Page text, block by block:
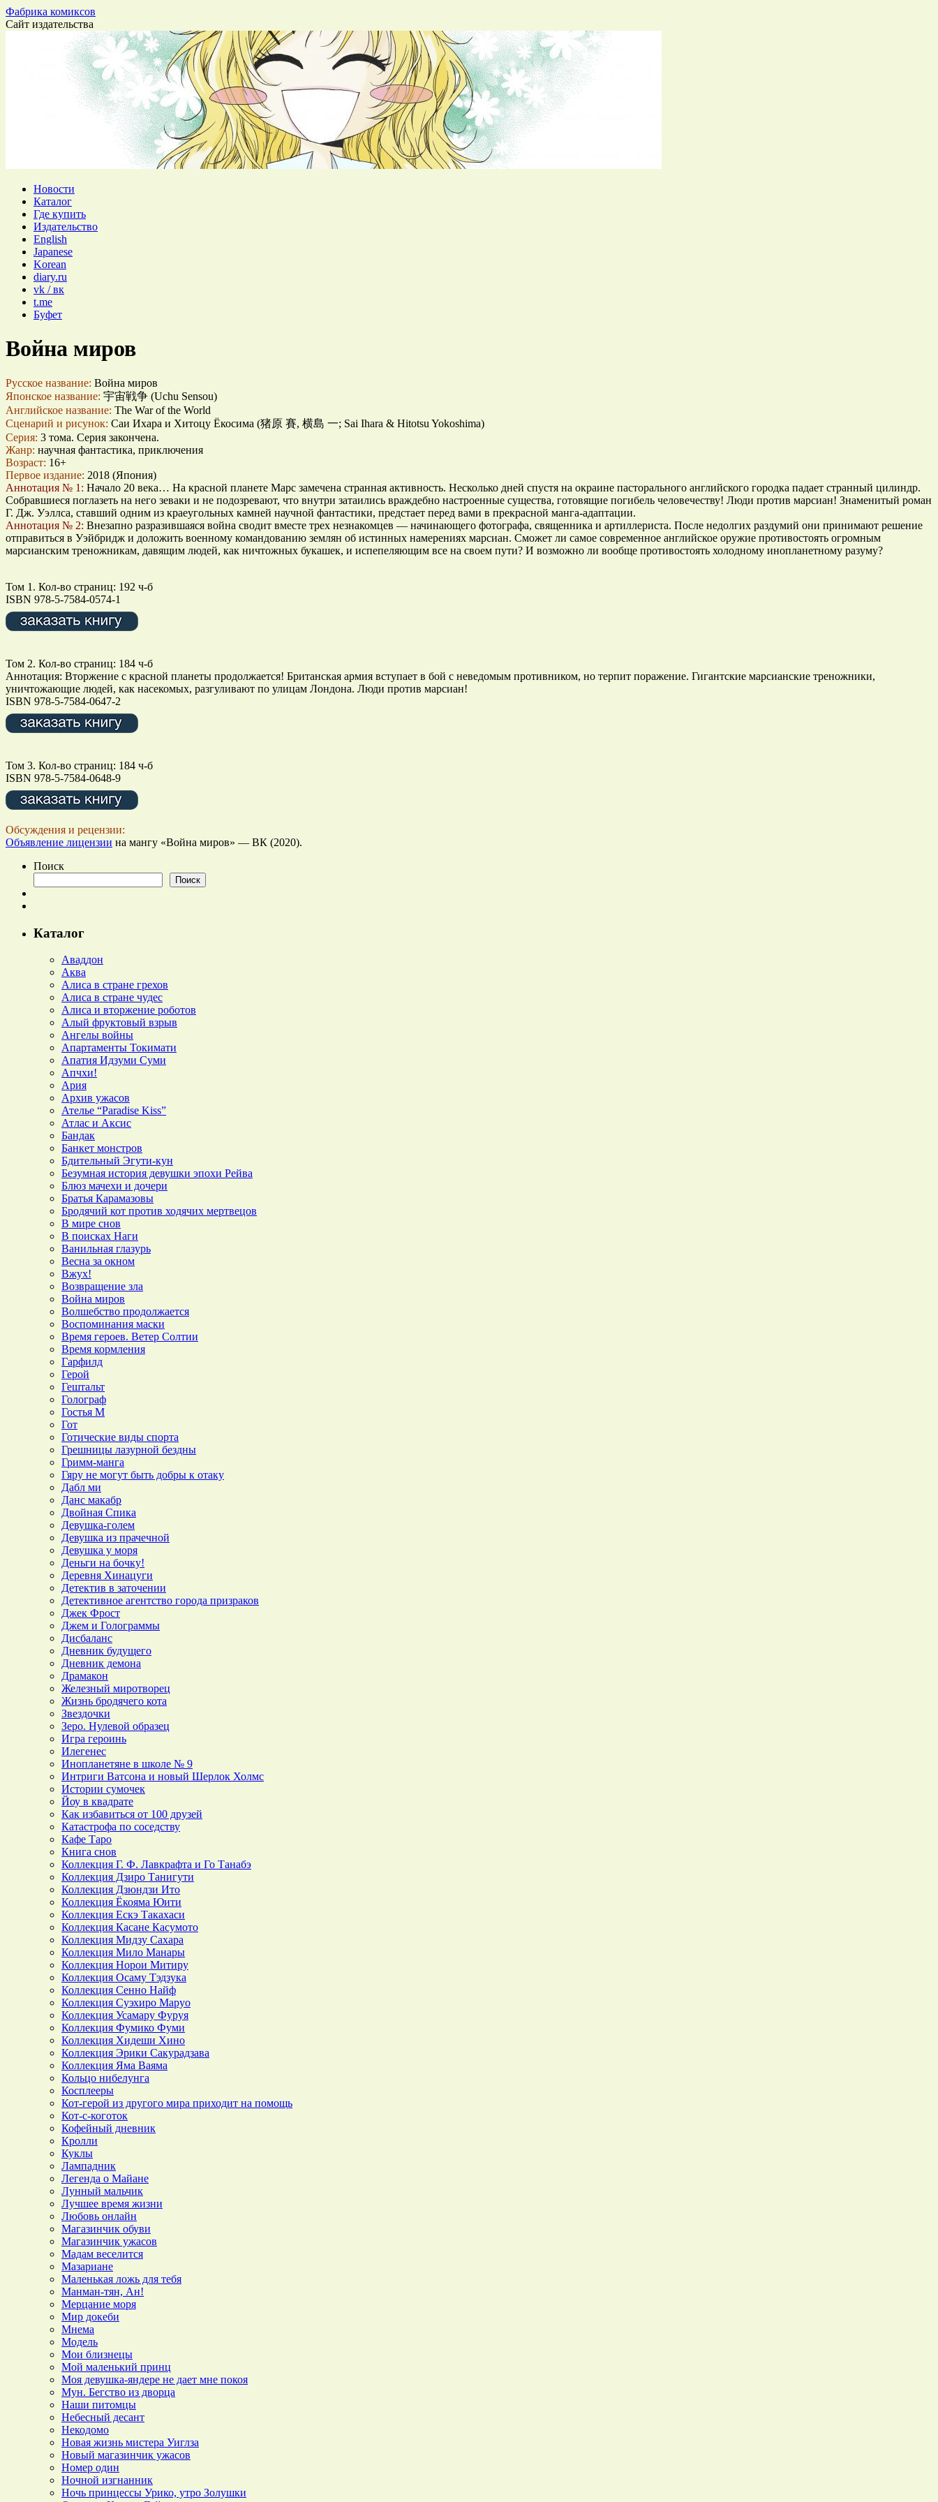
Перейти
к
Фабрика комиксов
Сайт издательства
Новости
Каталог
Где купить
Издательство
English
Japanese
Korean
diary.ru
vk / вк
t.me
Буфет
Война миров
Русское название: Война миров
Японское название: 宇宙戦争 (Uchu Sensou)
Английское название: The War of the World
Сценарий и рисунок: Саи Ихара и Хитоцу Ёкосима (猪原 賽, 横島 一; Sai Ihara & Hitotsu Yokoshima)
Серия: 3 тома. Серия закончена.
Жанр: научная фантастика, приключения
Возраст: 16+
Первое издание: 2018 (Япония)
Аннотация № 1: Начало 20 века… На красной планете Марс замечена странная активность. Несколько дней спустя на окраине пасторального английского городка падает странный цилиндр.
Собравшиеся поглазеть на него зеваки и не подозревают, что внутри затаились враждебно настроенные существа, готовящие погибель человечеству! Люди против марсиан! Знаменитый роман
Г. Дж. Уэллса, ставший одним из краеугольных камней научной фантастики, предстает перед вами в прекрасной манга-адаптации.
Аннотация № 2: Внезапно разразившаяся война сводит вместе трех незнакомцев — начинающего фотографа, священника и артиллериста. После недолгих раздумий они принимают решение
отправиться в Уэйбридж и доложить военному командованию землян об истинных намерениях марсиан. Сможет ли самое современное английское оружие противостоять огромным
марсианским треножникам, давящим людей, как ничтожных букашек, и испепеляющим все на своем пути? И возможно ли вообще противостоять холодному инопланетному разуму?
Том 1. Кол-во страниц: 192 ч-б
ISBN 978-5-7584-0574-1
Том 2. Кол-во страниц: 184 ч-б
Аннотация: Вторжение с красной планеты продолжается! Британская армия вступает в бой с неведомым противником, но терпит поражение. Гигантские марсианские треножники,
уничтожающие людей, как насекомых, разгуливают по улицам Лондона. Люди против марсиан!
ISBN 978-5-7584-0647-2
Том 3. Кол-во страниц: 184 ч-б
ISBN 978-5-7584-0648-9
Обсуждения и рецензии:
Объявление лицензии на мангу «Война миров» — ВК (2020).
Поиск
Поиск
Каталог
Аваддон
Аква
Алиса в стране грехов
Алиса в стране чудес
Алиса и вторжение роботов
Алый фруктовый взрыв
Ангелы войны
Апартаменты Токимати
Апатия Идзуми Суми
Апчхи!
Ария
Архив ужасов
Ателье “Paradise Kiss”
Атлас и Аксис
Бандак
Банкет монстров
Бдительный Эгути-кун
Безумная история девушки эпохи Рейва
Блюз мачехи и дочери
Братья Карамазовы
Бродячий кот против ходячих мертвецов
В мире снов
В поисках Наги
Ванильная глазурь
Весна за окном
Вжух!
Возвращение зла
Война миров
Волшебство продолжается
Воспоминания маски
Время героев. Ветер Солтии
Время кормления
Гарфилд
Герой
Гештальт
Голограф
Гостья М
Гот
Готические виды спорта
Грешницы лазурной бездны
Гримм-манга
Гяру не могут быть добры к отаку
Дабл ми
Данс макабр
Двойная Спика
Девушка-голем
Девушка из прачечной
Девушка у моря
Деньги на бочку!
Деревня Хинацуги
Детектив в заточении
Детективное агентство города призраков
Джек Фрост
Джем и Голограммы
Дисбаланс
Дневник будущего
Дневник демона
Драмакон
Железный миротворец
Жизнь бродячего кота
Звездочки
Зеро. Нулевой образец
Игра героинь
Илегенес
Инопланетяне в школе № 9
Интриги Ватсона и новый Шерлок Холмс
Истории сумочек
Йоу в квадрате
Как избавиться от 100 друзей
Катастрофа по соседству
Кафе Таро
Книга снов
Коллекция Г. Ф. Лавкрафта и Го Танабэ
Коллекция Дзиро Танигути
Коллекция Дзюндзи Ито
Коллекция Ёкояма Юити
Коллекция Ескэ Такахаси
Коллекция Касане Касумото
Коллекция Мидзу Сахара
Коллекция Мило Манары
Коллекция Норои Митиру
Коллекция Осаму Тэдзука
Коллекция Сенно Найф
Коллекция Суэхиро Маруо
Коллекция Усамару Фуруя
Коллекция Фумико Фуми
Коллекция Хидеши Хино
Коллекция Эрики Сакурадзава
Коллекция Яма Ваяма
Кольцо нибелунга
Косплееры
Кот-герой из другого мира приходит на помощь
Кот-с-коготок
Кофейный дневник
Кролли
Куклы
Лампадник
Легенда о Майане
Лунный мальчик
Лучшее время жизни
Любовь онлайн
Магазинчик обуви
Магазинчик ужасов
Мадам веселится
Мазариане
Маленькая ложь для тебя
Манман-тян, Ан!
Мерцание моря
Мир докеби
Мнема
Модель
Мои близнецы
Мой маленький принц
Моя девушка-яндере не дает мне покоя
Мун. Бегство из дворца
Наши питомцы
Небесный десант
Некодомо
Новая жизнь мистера Уиглза
Новый магазинчик ужасов
Номер один
Ночной изгнанник
Ночь принцессы Урико, утро Золушки